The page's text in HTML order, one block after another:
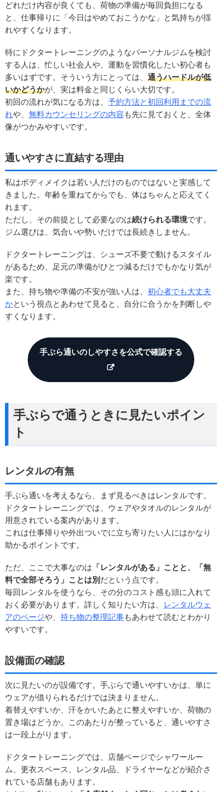
どれだけ内容が良くても、荷物の準備が毎回負担になる
と、仕事帰りに「今日はやめておこうかな」と気持ちが揺
れやすくなります。
特にドクタートレーニングのようなパーソナルジムを検討
する人は、忙しい社会人や、運動を習慣化したい初心者も
多いはずです。そういう方にとっては、 通うハードルが低
いかどうかが、実は料金と同じくらい大切です。
初回の流れが気になる方は、 予約方法と初回利用までの流
れや、 無料カウンセリングの内容 も先に見ておくと、全体
像がつかみやすいです。
通いやすさに直結する理由
私はボディメイクは若い人だけのものではないと実感して
きました。年齢を重ねてからでも、体はちゃんと応えてく
れます。
ただし、その前提として必要なのは続けられる環境です。
ジム選びは、気合いや勢いだけでは長続きしません。
ドクタートレーニングは、シューズ不要で動けるスタイル
があるため、足元の準備がひとつ減るだけでもかなり気が
楽です。
また、持ち物や準備の不安が強い人は、 初心者でも大丈夫
かという視点とあわせて見ると、自分に合うかを判断しや
すくなります。
手ぶら通いのしやすさを公式で確認する
手ぶらで通うときに見たいポイン
ト
レンタルの有無
手ぶら通いを考えるなら、まず見るべきはレンタルです。
ドクタートレーニングでは、ウェアやタオルのレンタルが
用意されている案内があります。
これは仕事帰りや外出ついでに立ち寄りたい人にはかなり
助かるポイントです。
ただ、ここで大事なのは 「レンタルがある」ことと、「無
料で全部そろう」ことは別 だという点です。
毎回レンタルを使うなら、その分のコスト感も頭に入れて
おく必要があります。詳しく知りたい方は、
レンタルウェ
アのページや、 持ち物の整理記事もあわせて読むとわかり
やすいです。
設備面の確認
次に見たいのが設備です。手ぶらで通いやすいかは、単に
ウェアが借りられるだけでは決まりません。
着替えやすいか、汗をかいたあとに整えやすいか、荷物の
置き場はどうか。このあたりが整っていると、通いやすさ
は一段上がります。
ドクタートレーニングでは、店舗ページでシャワールー
ム、更衣スペース、レンタル品、ドライヤーなどが紹介さ
れている店舗もあります。